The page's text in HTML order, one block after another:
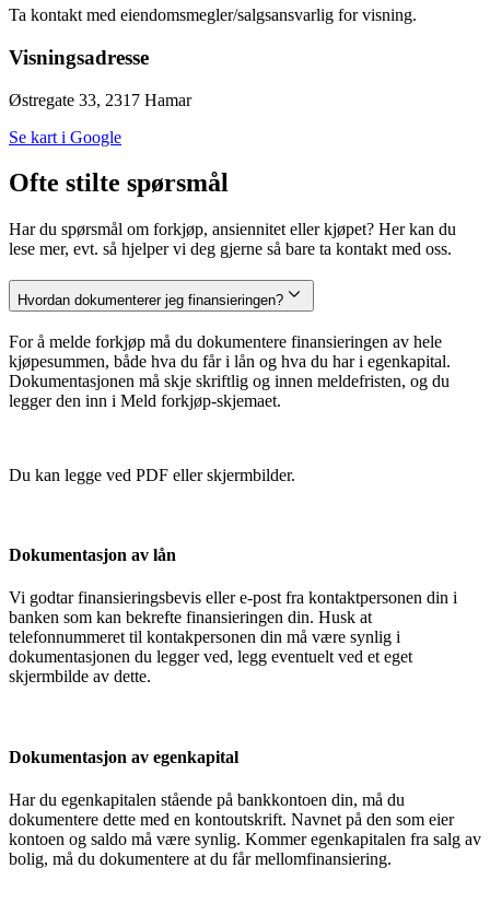
Ta kontakt med eiendomsmegler/salgsansvarlig for visning.
Visningsadresse
Østregate 33, 2317 Hamar
Se kart i Google
Ofte stilte spørsmål
Har du spørsmål om forkjøp, ansiennitet eller kjøpet? Her kan du
lese mer, evt. så hjelper vi deg gjerne så bare ta kontakt med oss.
Hvordan dokumenterer jeg finansieringen?
For å melde forkjøp må du dokumentere finansieringen av hele
kjøpesummen, både hva du får i lån og hva du har i egenkapital.
Dokumentasjonen må skje skriftlig og innen meldefristen, og du
legger den inn i Meld forkjøp-skjemaet.
Du kan legge ved PDF eller skjermbilder.
Dokumentasjon av lån
Vi godtar finansieringsbevis eller e-post fra kontaktpersonen din i
banken som kan bekrefte finansieringen din. Husk at
telefonnummeret til kontakpersonen din må være synlig i
dokumentasjonen du legger ved, legg eventuelt ved et eget
skjermbilde av dette.
Dokumentasjon av egenkapital
Har du egenkapitalen stående på bankkontoen din, må du
dokumentere dette med en kontoutskrift. Navnet på den som eier
kontoen og saldo må være synlig. Kommer egenkapitalen fra salg av
bolig, må du dokumentere at du får mellomfinansiering.